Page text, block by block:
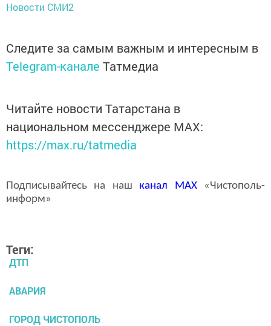
Новости СМИ2
Следите за самым важным и интересным в
Telegram-канале Татмедиа
Читайте новости Татарстана в
национальном мессенджере MАХ:
https://max.ru/tatmedia
Подписывайтесь на наш канал MAX«Чистополь-
информ»
Теги:
ДТП
АВАРИЯ
ГОРОД ЧИСТОПОЛЬ